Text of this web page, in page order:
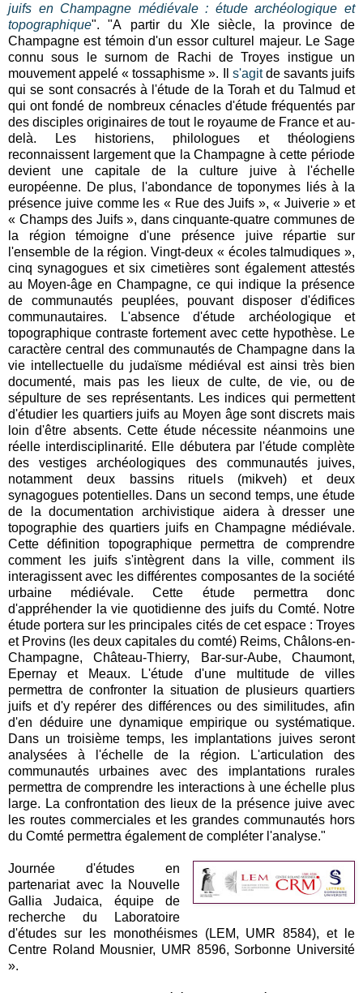
juifs en Champagne médiévale : étude archéologique et
topographique". "A partir du XIe siècle, la province de
Champagne est témoin d'un essor culturel majeur. Le Sage
connu sous le surnom de Rachi de Troyes instigue un
mouvement appelé « tossaphisme ». Il s'agitde savants juifs
qui se sont consacrés à l'étude de la Torah et du Talmud et
qui ont fondé de nombreux cénacles d'étude fréquentés par
des disciples originaires de tout le royaume de France et au-
delà. Les historiens, philologues et théologiens
reconnaissent largement que la Champagne à cette période
devient une capitale de la culture juive à l'échelle
européenne. De plus, l'abondance de toponymes liés à la
présence juive comme les « Rue des Juifs », « Juiverie » et
« Champs des Juifs », dans cinquante-quatre communes de
la région témoigne d'une présence juive répartie sur
l'ensemble de la région. Vingt-deux « écoles talmudiques »,
cinq synagogues et six cimetières sont également attestés
au Moyen-âge en Champagne, ce qui indique la présence
de communautés peuplées, pouvant disposer d'édifices
communautaires. L'absence d'étude archéologique et
topographique contraste fortement avec cette hypothèse. Le
caractère central des communautés de Champagne dans la
vie intellectuelle du judaïsme médiéval est ainsi très bien
documenté, mais pas les lieux de culte, de vie, ou de
sépulture de ses représentants. Les indices qui permettent
d'étudier les quartiers juifs au Moyen âge sont discrets mais
loin d'être absents. Cette étude nécessite néanmoins une
réelle interdisciplinarité. Elle débutera par l'étude complète
des vestiges archéologiques des communautés juives,
notamment deux bassins rituels (mikveh) et deux
synagogues potentielles. Dans un second temps, une étude
de la documentation archivistique aidera à dresser une
topographie des quartiers juifs en Champagne médiévale.
Cette définition topographique permettra de comprendre
comment les juifs s'intègrent dans la ville, comment ils
interagissent avec les différentes composantes de la société
urbaine médiévale. Cette étude permettra donc
d'appréhender la vie quotidienne des juifs du Comté. Notre
étude portera sur les principales cités de cet espace : Troyes
et Provins (les deux capitales du comté) Reims, Châlons-en-
Champagne, Château-Thierry, Bar-sur-Aube, Chaumont,
Epernay et Meaux. L'étude d'une multitude de villes
permettra de confronter la situation de plusieurs quartiers
juifs et d'y repérer des différences ou des similitudes, afin
d'en déduire une dynamique empirique ou systématique.
Dans un troisième temps, les implantations juives seront
analysées à l'échelle de la région. L'articulation des
communautés urbaines avec des implantations rurales
permettra de comprendre les interactions à une échelle plus
large. La confrontation des lieux de la présence juive avec
les routes commerciales et les grandes communautés hors
du Comté permettra également de compléter l'analyse."
Journée d'études en
partenariat avec la Nouvelle
Gallia Judaica, équipe de
recherche du Laboratoire
d'études sur les monothéismes (LEM, UMR 8584), et le
Centre Roland Mousnier, UMR 8596, Sorbonne Université
».